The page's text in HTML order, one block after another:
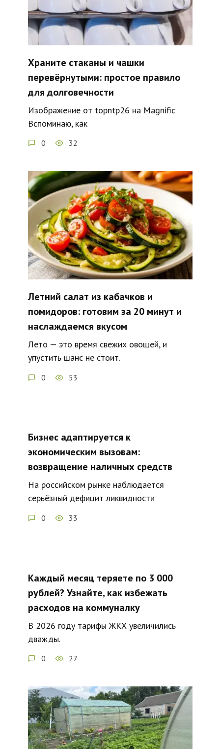
Храните стаканы и чашки
перевёрнутыми: простое правило
для долговечности
Изображение от topntp26 на Magnific
Вспоминаю, как
0 32
Летний салат из кабачков и
помидоров: готовим за 20 минут и
наслаждаемся вкусом
Лето — это время свежих овощей, и
упустить шанс не стоит.
0 53
Бизнес адаптируется к
экономическим вызовам:
возвращение наличных средств
На российском рынке наблюдается
серьёзный дефицит ликвидности
0 33
Каждый месяц теряете по 3 000
рублей? Узнайте, как избежать
расходов на коммуналку
В 2026 году тарифы ЖКХ увеличились
дважды.
0 27